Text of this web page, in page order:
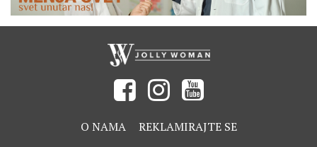
O NAMA REKLAMIRAJTE SE